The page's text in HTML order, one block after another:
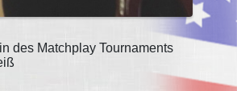
des Matchplay Tournaments